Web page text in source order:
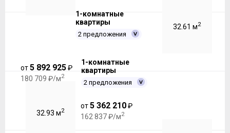
1-комнатные
квартиры
2 предложения
32.61 м2
от5 892 925₽
180 709 ₽/м2
1-комнатные
квартиры
2 предложения
32.93 м2
от5 362 210₽
162 837 ₽/м2